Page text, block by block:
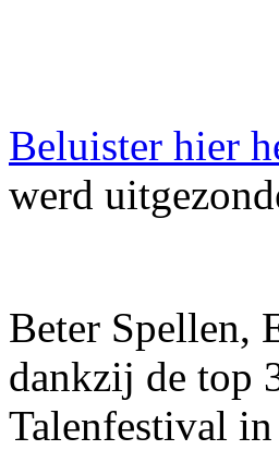
Beluister hier
werd
Beter Spellen,
dankzij de top
Talenfestival in